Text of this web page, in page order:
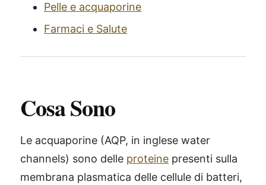
Pelle e acquaporine
Farmaci e Salute
Cosa Sono
Le acquaporine (AQP, in inglese water
channels) sono delle proteine presenti sulla
membrana plasmatica delle cellule di batteri,